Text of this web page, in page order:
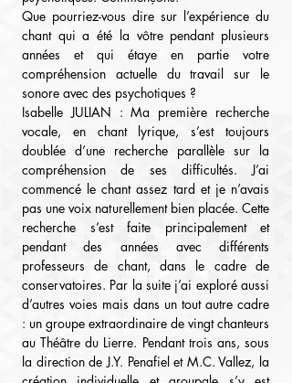
Que pourriez-vous dire sur l’expérience du
chant qui a été la vôtre pendant plusieurs
années et qui étaye en partie votre
compréhension actuelle du travail sur le
sonore avec des psychotiques ?
Isabelle JULIAN : Ma première recherche
vocale, en chant lyrique, s’est toujours
doublée d’une recherche parallèle sur la
compréhension de ses difficultés. J’ai
commencé le chant assez tard et je n’avais
pas une voix naturellement bien placée. Cette
recherche s’est faite principalement et
pendant des années avec différents
professeurs de chant, dans le cadre de
conservatoires. Par la suite j’ai exploré aussi
d’autres voies mais dans un tout autre cadre
: un groupe extraordinaire de vingt chanteurs
au Théâtre du Lierre. Pendant trois ans, sous
la direction de J.Y. Penafiel et M.C. Vallez, la